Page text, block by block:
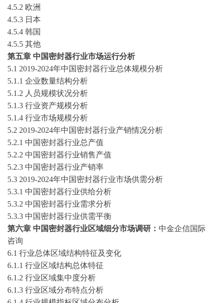
4.5.2 欧洲
4.5.3 日本
4.5.4 韩国
4.5.5 其他
第五章 中国密封器行业市场运行分析
5.1 2019-2024年中国 密封器行业总体规模分析
5.1.1 企业数量结构分析
5.1.2 人员规模状况分析
5.1.3 行业资产规模分析
5.1.4 行业市场规模分析
5.2 2019-2024年中国 密封器行业产销情况分析
5.2.1 中国 密封器行业总产值
5.2.2 中国 密封器行业销售产值
5.2.3 中国 密封器行业产销率
5.3 2019-2024年中国 密封器行业市场供需分析
5.3.1 中国 密封器行业供给分析
5.3.2 中国 密封器行业需求分析
5.3.3 中国 密封器行业供需平衡
第六章 中国密封器行业区域细分市场调研 ： 中金企信国际
咨询
6.1 行业总体区域结构特征及变化
6.1.1 行业区域结构总体特征
6.1.2 行业区域集中度分析
6.1.3 行业区域分布特点分析